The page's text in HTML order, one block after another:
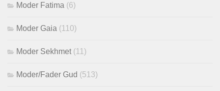
Moder Fatima (6)
Moder Gaia (110)
Moder Sekhmet (11)
Moder/Fader Gud (513)